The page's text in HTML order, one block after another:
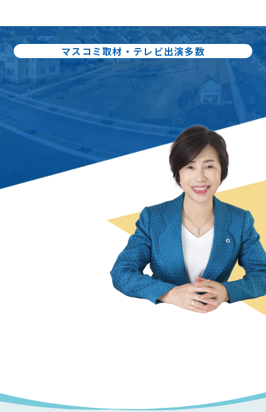
マスコミ取材・テレビ出演多数
出版書籍86冊：累計80万部出版
不動産売却の
スペシャリスト